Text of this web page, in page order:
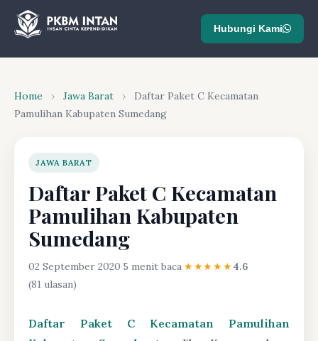
Hubungi Kami
Home › Jawa Barat ›
Daftar Paket C Kecamatan
Pamulihan Kabupaten Sumedang
JAWA BARAT
Daftar Paket C Kecamatan
Pamulihan Kabupaten
Sumedang
02 September 2020·5 menit baca·★★★★★4.6
(81 ulasan)
Daftar Paket C Kecamatan Pamulihan